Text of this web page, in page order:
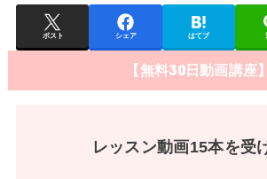
ポスト シェア はてブ
【無料30日動画講座】
レッスン動画15本を受